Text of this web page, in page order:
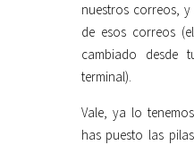
nuestros correos,
de esos correos
cambiado desde
terminal).
Vale, ya lo
has puesto las